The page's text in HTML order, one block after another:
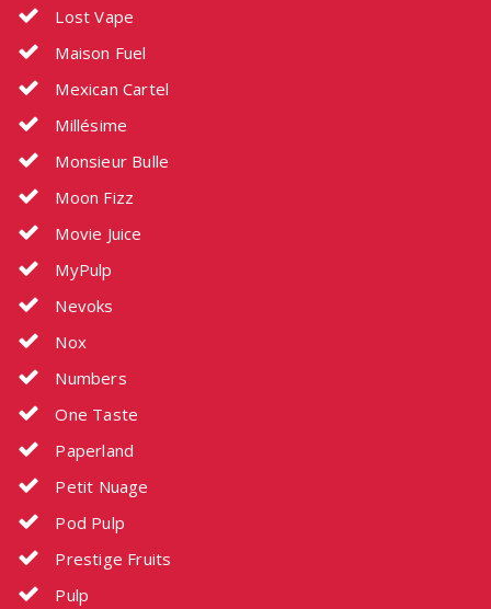
Lost Vape
Maison Fuel
Mexican Cartel
Millésime
Monsieur Bulle
Moon Fizz
Movie Juice
MyPulp
Nevoks
Nox
Numbers
One Taste
Paperland
Petit Nuage
Pod Pulp
Prestige Fruits
Pulp